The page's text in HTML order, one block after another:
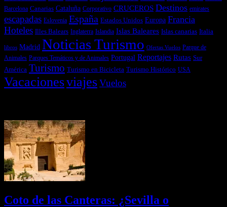
Barcelona Canarias Cataluña Corporativo CRUCEROS Destinos emirates
escapadas Eslovenia España Estados Unidos Europa Francia
Hoteles Illes Balears Inglaterra Islandia Islas Baleares Islas canarias Italia
libros Madrid Noticias Turismo Ofertas Vuelos Parque de
Animales Parques Temáticos y de Animales Portugal Reportajes Rutas Sur
América Turismo Turismo en Bicicleta Turismo Histórico USA
VacacionesviajesVuelos
Coto de las Canteras: ¿Sevilla o